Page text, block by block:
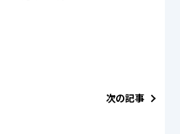
次の記事